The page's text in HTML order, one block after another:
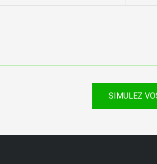
SIMULEZ